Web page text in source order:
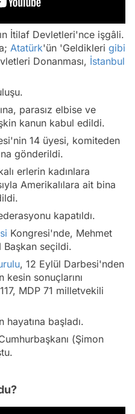
İtilaf Devletleri'nce işgâli.
Atatürk'ün 'Geldikleri gibi
Donanması, İstanbul
parasız elbise ve
kanun kabul edildi.
14 üyesi, komiteden
gönderildi.
erlerin kadınlara
Amerikalılara ait bina
kapatıldı.
Kongresi'nde, Mehmet
Başkan seçildi.
, 12 Eylül Darbesi'nden
kesin sonuçlarını
MDP 71 milletvekili
hayatına başladı.
(Şimon